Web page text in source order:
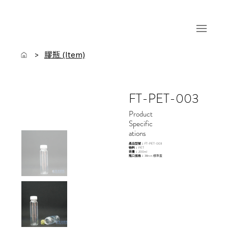
> 膠瓶 (Item)
FT-PET-003
Product
Specific
ations
產品型號： FT-PET-003
物料： PET
容量： 200ml
瓶口規格： 38mm 標準蓋